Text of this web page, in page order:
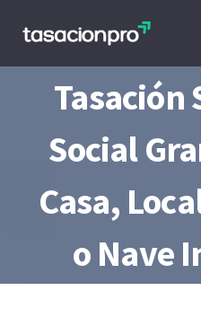
contenido
Tasación
Social
Casa,
o Nave